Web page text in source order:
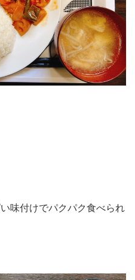
味付けでパクパク食べられ